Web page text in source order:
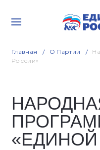
Главная О Партии
России»